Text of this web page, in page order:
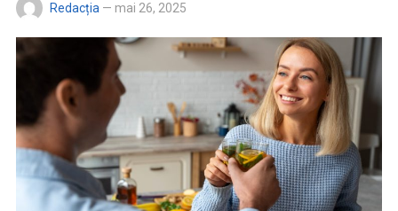
Redacția — mai 26, 2025